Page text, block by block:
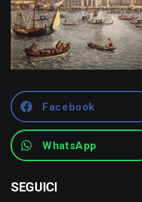
Facebook
WhatsApp
SEGUICI